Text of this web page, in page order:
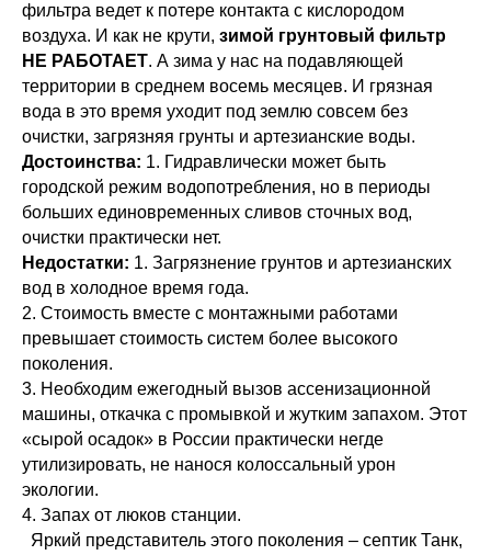
фильтра ведет к потере контакта с кислородом
воздуха. И как не крути, зимой грунтовый фильтр
НЕ РАБОТАЕТ. А зима у нас на подавляющей
территории в среднем восемь месяцев. И грязная
вода в это время уходит под землю совсем без
очистки, загрязняя грунты и артезианские воды.
Достоинства: 1. Гидравлически может быть
городской режим водопотребления, но в периоды
больших единовременных сливов сточных вод,
очистки практически нет.
Недостатки: 1. Загрязнение грунтов и артезианских
вод в холодное время года.
2. Стоимость вместе с монтажными работами
превышает стоимость систем более высокого
поколения.
3. Необходим ежегодный вызов ассенизационной
машины, откачка с промывкой и жутким запахом. Этот
«сырой осадок» в России практически негде
утилизировать, не нанося колоссальный урон
экологии.
4. Запах от люков станции.
Яркий представитель этого поколения – септик Танк,